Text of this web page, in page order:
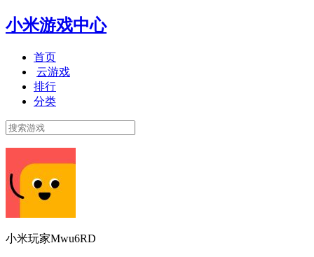
小米游戏中心
首页
云游戏
排行
分类
小米玩家Mwu6RD